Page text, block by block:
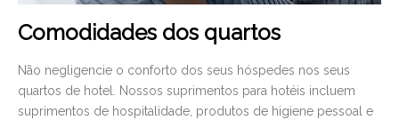
Comodidades dos quartos
Não negligencie o conforto dos seus hóspedes nos seus
quartos de hotel. Nossos suprimentos para hotéis incluem
suprimentos de hospitalidade, produtos de higiene pessoal e